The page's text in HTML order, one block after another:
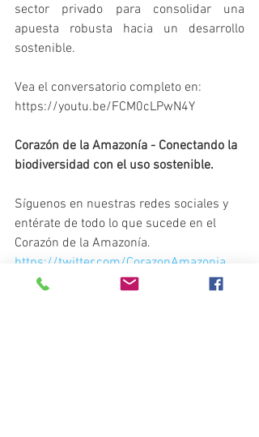
sector privado para consolidar una
apuesta robusta hacia un desarrollo
sostenible.
Vea el conversatorio completo en:
https://youtu.be/FCM0cLPwN4Y
Corazón de la Amazonía - Conectando la
biodiversidad con el uso sostenible.
Síguenos en nuestras redes sociales y
entérate de todo lo que sucede en el
Corazón de la Amazonía.
https://twitter.com/CorazonAmazonia
https://www.facebook.com/CorazonDeL